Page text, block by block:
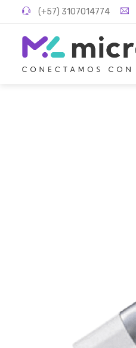
(+57) 3107014774